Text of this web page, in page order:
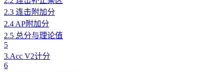
2.3 连击附加分
2.4 AP附加分
2.5 总分与理论值
5
3.Acc V2计分
6